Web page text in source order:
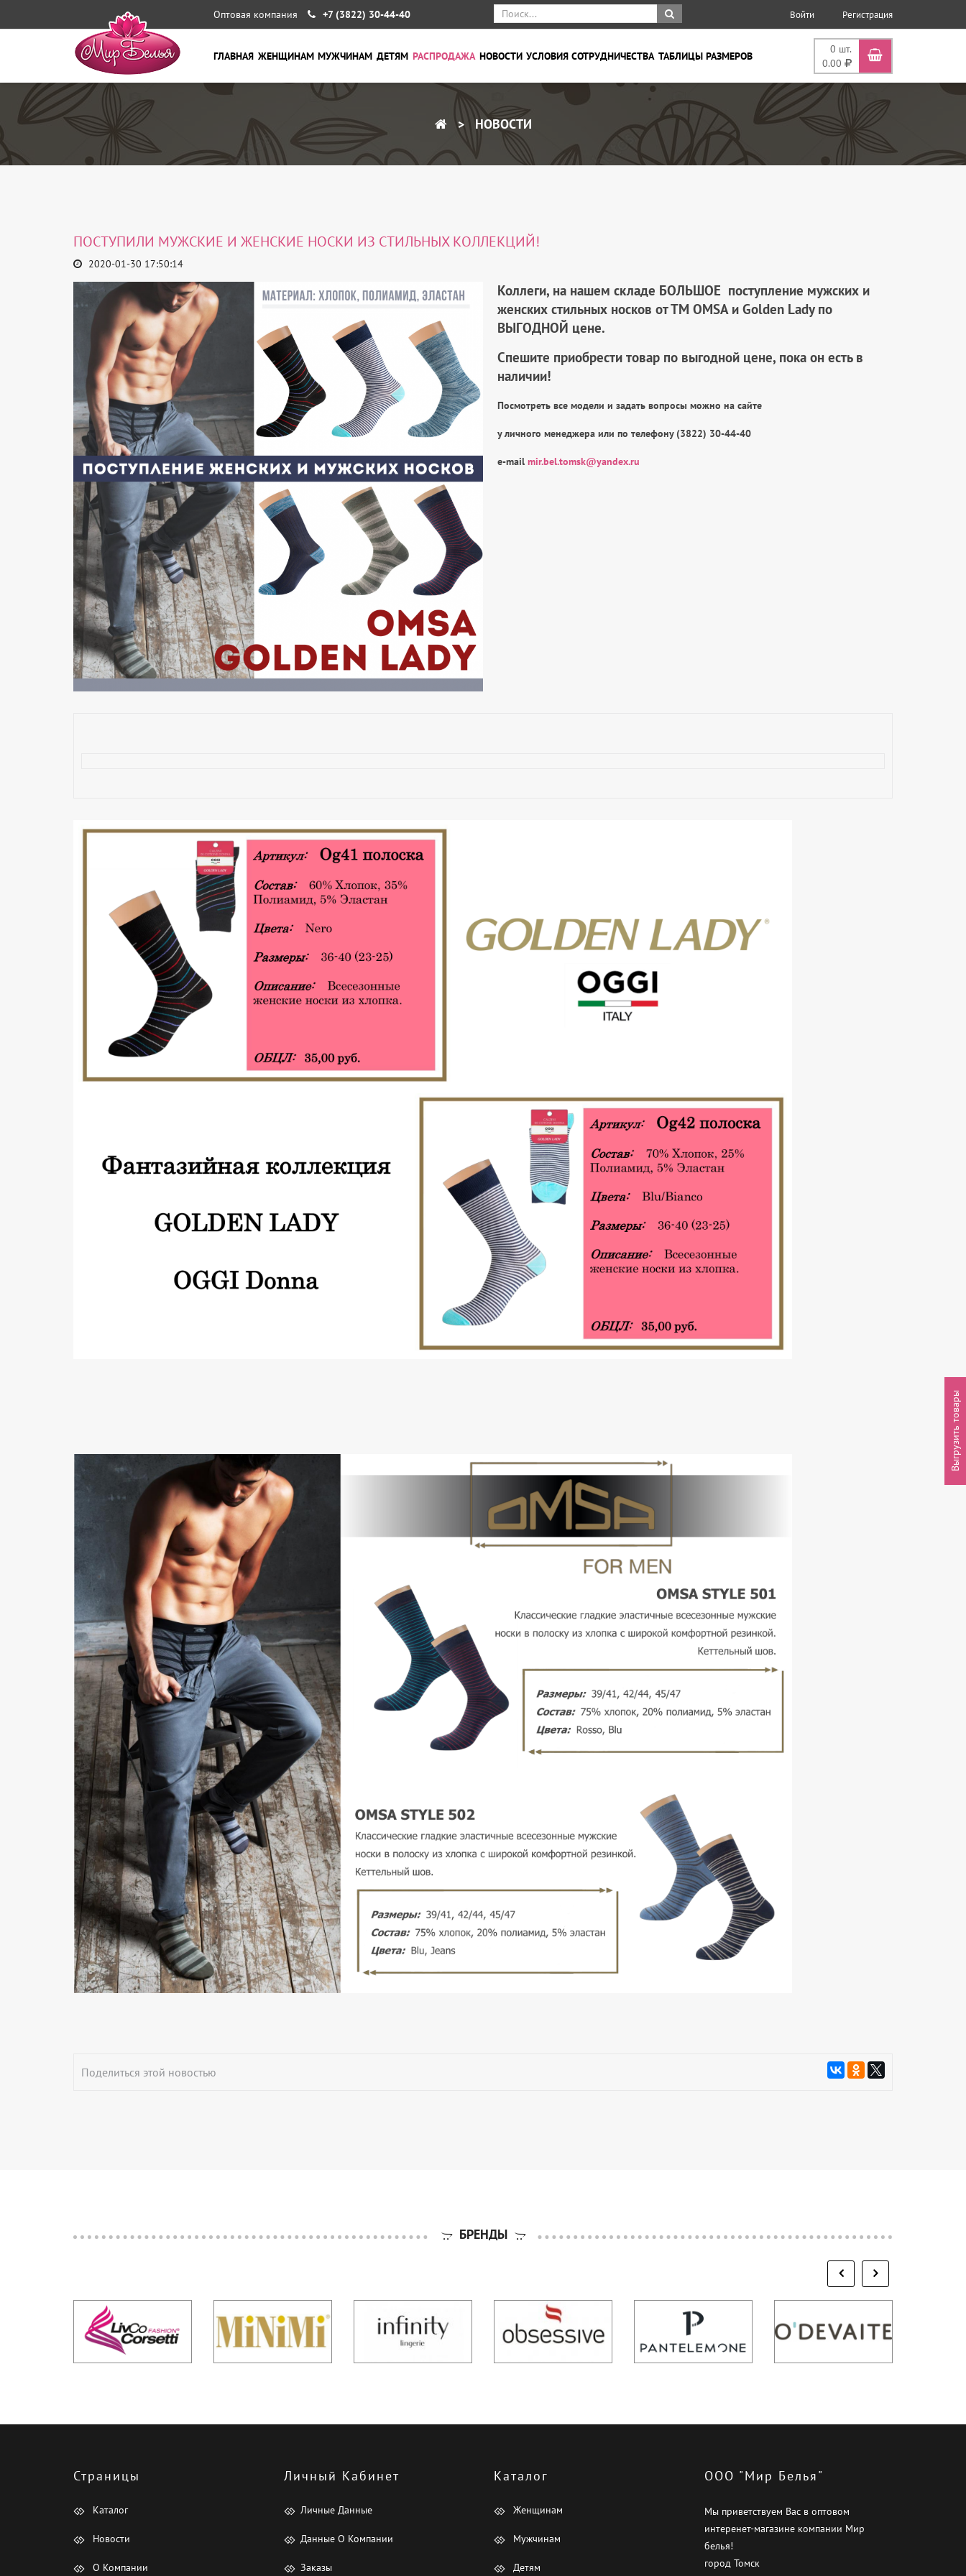
Оптовая компания +7 (3822) 30-44-40 Войти Регистрация
0 шт.
0.00
ГЛАВНАЯ ЖЕНЩИНАМ МУЖЧИНАМ ДЕТЯМ РАСПРОДАЖА НОВОСТИ УСЛОВИЯ СОТРУДНИЧЕСТВА ТАБЛИЦЫ РАЗМЕРОВ
НОВОСТИ
ПОСТУПИЛИ МУЖСКИЕ И ЖЕНСКИЕ НОСКИ ИЗ СТИЛЬНЫХ КОЛЛЕКЦИЙ!
2020-01-30 17:50:14
Коллеги, на нашем складе БОЛЬШОЕ поступление мужских и
женских стильных носков от ТМ OMSA и Golden Lady по
ВЫГОДНОЙ цене.
Спешите приобрести товар по выгодной цене, пока он есть в
наличии!
Посмотреть все модели и задать вопросы можно на сайте
у личного менеджера или по телефону (3822) 30-44-40
e-mail mir.bel.tomsk@yandex.ru
Поделиться этой новостью
БРЕНДЫ
Страницы
Каталог
Новости
О Компании
Личный Кабинет
Личные Данные
Данные О Компании
Заказы
Каталог
Женщинам
Мужчинам
Детям
ООО "Мир Белья"
Мы приветствуем Вас в оптовом
интеренет-магазине компании Мир
белья!
город Томск
Выгрузить товары